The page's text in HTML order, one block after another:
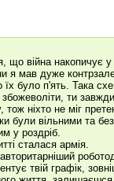
що війна накопичує
я мав дуже
було п'ять. Така
ти
ніхто не міг
були вільними та
у роздріб.
сталася армія.
твій графік,